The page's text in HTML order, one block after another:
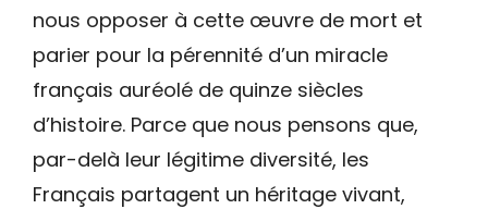
nous opposer à cette œuvre de mort et
parier pour la pérennité d’un miracle
français auréolé de quinze siècles
d’histoire. Parce que nous pensons que,
par-delà leur légitime diversité, les
Français partagent un héritage vivant,